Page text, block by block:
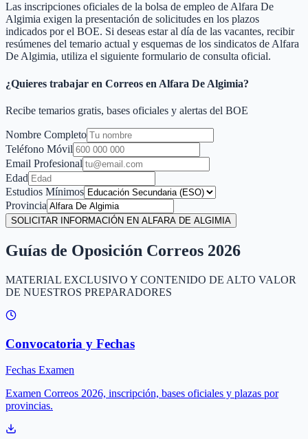
Las inscripciones oficiales de la bolsa de empleo deAlfara De
Algimia exigen la presentación de solicitudes en los plazos
indicados por el BOE. Si deseas estar al día de las vacantes, recibir
resúmenes del temario actual y esquemas de los sindicatos deAlfara
De Algimia, utiliza el siguiente formulario de consulta oficial.
¿Quieres trabajar en Correos en Alfara De Algimia?
Recibe temarios gratis, bases oficiales y alertas del BOE
Nombre Completo
Teléfono Móvil
Email Profesional
Edad
Estudios Mínimos
Provincia
SOLICITAR INFORMACIÓN EN ALFARA DE ALGIMIA
Guías de Oposición Correos 2026
MATERIAL EXCLUSIVO Y CONTENIDO DE ALTO VALOR
DE NUESTROS PREPARADORES
Convocatoria y Fechas
Fechas Examen
Examen Correos 2026, inscripción, bases oficiales y plazas por
provincias.